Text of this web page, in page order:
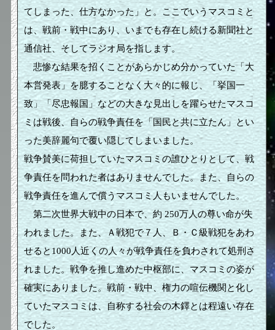
てしまった、仕方なかった」と。ここでいうマスコミと
は、戦前・戦中にあり、いまでも存在し続ける新聞社と
通信社、そしてラジオ局を指します。
悲惨な結果を招くことがあらかじめ分かっていた「大
本営発表」を臆することなく大々的に報じ、「挙国一
致」「尽忠報国」などの大きな見出しを躍らせたマスコ
ミは戦後、自らの戦争責任を「国民と共に立たん」とい
った美辞麗句で覆い隠してしまいました。
戦争賛美に荷担していたマスコミの誰ひとりとして、戦
争責任を問われた者はありませんでした。また、自らの
戦争責任を進んで償うマスコミ人もいませんでした。
第二次世界大戦中の日本で、約 250万人の尊い命が失
われました。また、Ａ戦犯で７人、Ｂ・Ｃ級戦犯をあわ
せると1000人近くの人々が戦争責任を負わされて処刑さ
れました。戦争を推し進めた中枢部に、マスコミの姿が
確実にありました。戦前・戦中、権力の喧伝機関と化し
ていたマスコミは、自称する社会の木鐸とは程遠い存在
でした。